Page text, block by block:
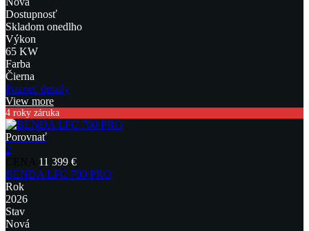
Dostupnosť
Skladom onedlho
Výkon
65 KW
Farba
Čierna
Pozrieť detaily
View more
4 roky záruka
Porovnať
2
11 399 €
BENDA LFC 700 PRO
Rok
2026
Stav
Nová